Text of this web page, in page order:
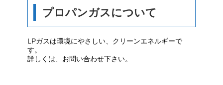
メーターの復帰方法
プロパンガスについて
LPガスは環境にやさしい、クリーンエネルギーで
す。
詳しくは、お問い合わせ下さい。